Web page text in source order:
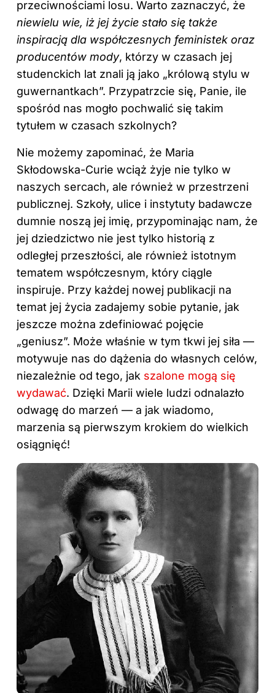
przeciwnościami losu. Warto zaznaczyć, że
niewielu wie, iż jej życie stało się także
inspiracją dla współczesnych feministek oraz
producentów mody, którzy w czasach jej
studenckich lat znali ją jako „królową stylu w
guwernantkach”. Przypatrzcie się, Panie, ile
spośród nas mogło pochwalić się takim
tytułem w czasach szkolnych?
Nie możemy zapominać, że Maria
Skłodowska-Curie wciąż żyje nie tylko w
naszych sercach, ale również w przestrzeni
publicznej. Szkoły, ulice i instytuty badawcze
dumnie noszą jej imię, przypominając nam, że
jej dziedzictwo nie jest tylko historią z
odległej przeszłości, ale również istotnym
tematem współczesnym, który ciągle
inspiruje. Przy każdej nowej publikacji na
temat jej życia zadajemy sobie pytanie, jak
jeszcze można zdefiniować pojęcie
„geniusz”. Może właśnie w tym tkwi jej siła —
motywuje nas do dążenia do własnych celów,
niezależnie od tego, jak szalone mogą się
wydawać. Dzięki Marii wiele ludzi odnalazło
odwagę do marzeń — a jak wiadomo,
marzenia są pierwszym krokiem do wielkich
osiągnięć!